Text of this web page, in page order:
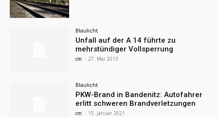
Blaulicht
Unfall auf der A 14 führte zu
mehrstündiger Vollsperrung
cm - 27. Mai 2013
Blaulicht
PKW-Brand in Bandenitz: Autofahrer
erlitt schweren Brandverletzungen
cm - 15. Januar 2021